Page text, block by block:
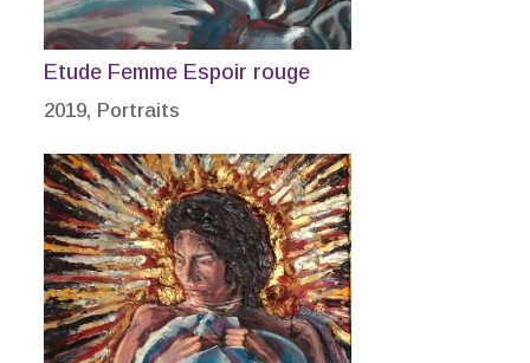
Etude Femme Espoir rouge
2019, Portraits